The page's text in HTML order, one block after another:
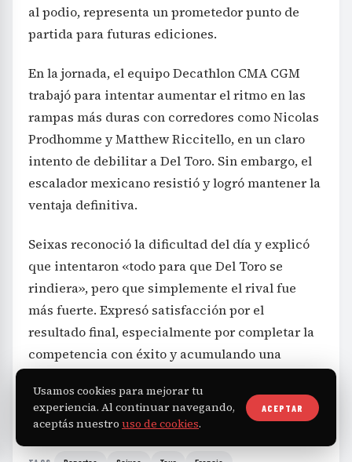
al podio, representa un prometedor punto de
partida para futuras ediciones.
En la jornada, el equipo Decathlon CMA CGM
trabajó para intentar aumentar el ritmo en las
rampas más duras con corredores como Nicolas
Prodhomme y Matthew Riccitello, en un claro
intento de debilitar a Del Toro. Sin embargo, el
escalador mexicano resistió y logró mantener la
ventaja definitiva.
Seixas reconoció la dificultad del día y explicó
que intentaron «todo para que Del Toro se
rindiera», pero que simplemente el rival fue
más fuerte. Expresó satisfacción por el
resultado final, especialmente por completar la
competencia con éxito y acumulando una
su carrera.
Usamos cookies para mejorar tu
experiencia. Al continuar navegando,
aceptás nuestro uso de cookies.
ACEPTAR